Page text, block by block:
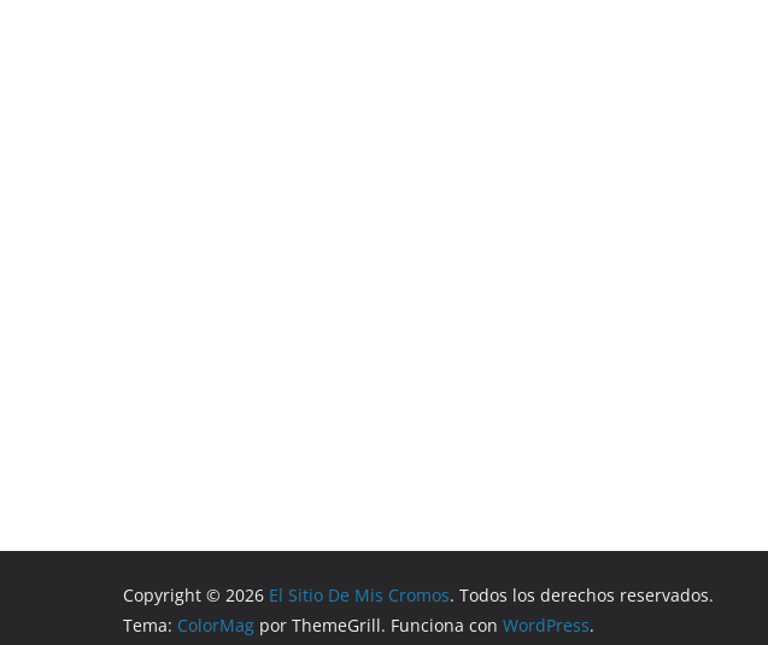
Copyright © 2026 El Sitio De Mis Cromos. Todos los derechos reservados.
Tema: ColorMag por ThemeGrill. Funciona con WordPress.